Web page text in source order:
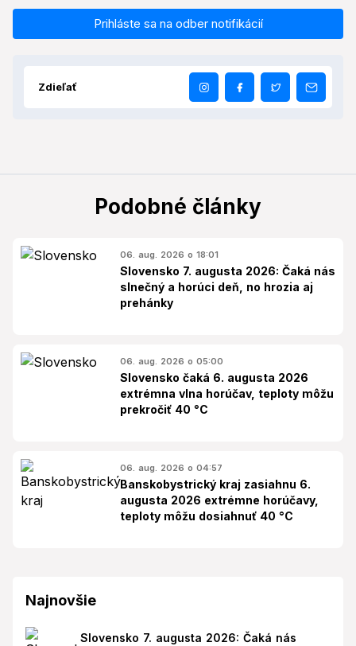
Prihláste sa na odber notifikácií
Zdieľať
Podobné články
06. aug. 2026 o 18:01
Slovensko 7. augusta 2026: Čaká nás
slnečný a horúci deň, no hrozia aj
prehánky
06. aug. 2026 o 05:00
Slovensko čaká 6. augusta 2026
extrémna vlna horúčav, teploty môžu
prekročiť 40 °C
06. aug. 2026 o 04:57
Banskobystrický kraj zasiahnu 6.
augusta 2026 extrémne horúčavy,
teploty môžu dosiahnuť 40 °C
Najnovšie
Slovensko 7. augusta 2026: Čaká nás